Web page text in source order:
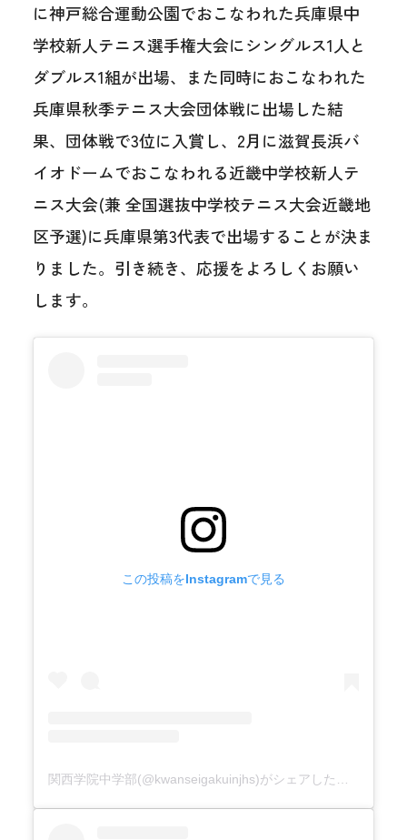
に神戸総合運動公園でおこなわれた兵庫県中
学校新人テニス選手権大会にシングルス1人と
ダブルス1組が出場、また同時におこなわれた
兵庫県秋季テニス大会団体戦に出場した結
果、団体戦で3位に入賞し、2月に滋賀長浜バ
イオドームでおこなわれる近畿中学校新人テ
ニス大会(兼 全国選抜中学校テニス大会近畿地
区予選)に兵庫県第3代表で出場することが決ま
りました。引き続き、応援をよろしくお願い
します。
この投稿をInstagramで見る
関西学院中学部(@kwanseigakuinjhs)がシェアした投稿